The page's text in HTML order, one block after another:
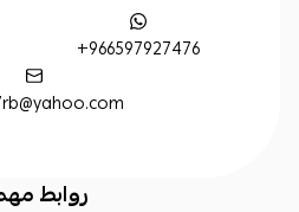
+966597927476
روابط